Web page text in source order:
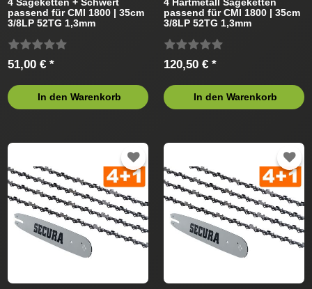
passend für CMI 1800 | 35cm
3/8LP 52TG 1,3mm
51,00 € *
In den Warenkorb
passend für CMI 1800 | 35cm
3/8LP 52TG 1,3mm
120,50 € *
In den Warenkorb